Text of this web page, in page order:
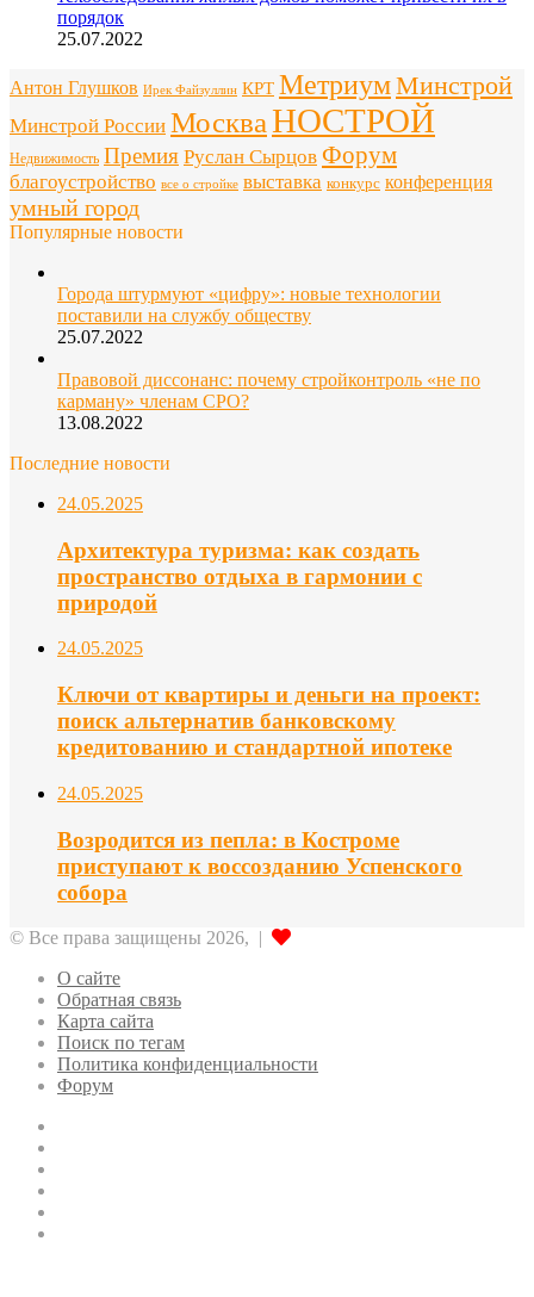
порядок
25.07.2022
Антон Глушков Ирек Файзуллин КРТ МетриумМинстрой
Минстрой России МоскваНОСТРОЙ
Недвижимость Премия Руслан Сырцов Форум
благоустройство все о стройке выставка конкурс конференция
умный город
Популярные новости
Города штурмуют «цифру»: новые технологии
поставили на службу обществу
25.07.2022
Правовой диссонанс: почему стройконтроль «не по
карману» членам СРО?
13.08.2022
Последние новости
24.05.2025
Архитектура туризма: как создать
пространство отдыха в гармонии с
природой
24.05.2025
Ключи от квартиры и деньги на проект:
поиск альтернатив банковскому
кредитованию и стандартной ипотеке
24.05.2025
Возродится из пепла: в Костроме
приступают к воссозданию Успенского
собора
© Все права защищены 2026, |
О сайте
Обратная связь
Карта сайта
Поиск по тегам
Политика конфиденциальности
Форум